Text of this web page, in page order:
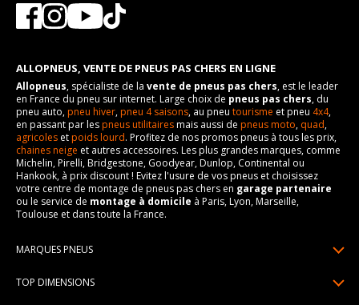
ALLOPNEUS, VENTE DE PNEUS PAS CHERS EN LIGNE
Allopneus, spécialiste de la vente de pneus pas chers, est le leader
en France du pneu sur internet. Large choix de pneus pas chers, du
pneu auto,pneu hiver,pneu 4 saisons, au pneu tourisme et pneu 4x4,
en passant par lespneus utilitairesmais aussi de pneus moto, quad,
agricoles etpoids lourd. Profitez de nos promos pneus à tous les prix,
chaines neige et autres accessoires. Les plus grandes marques, comme
Michelin, Pirelli, Bridgestone, Goodyear, Dunlop, Continental ou
Hankook, à prix discount ! Evitez l'usure de vos pneus et choisissez
votre centre de montage de pneus pas chers en garage partenaire
ou le service de montage à domicile à Paris, Lyon, Marseille,
Toulouse et dans toute la France.
MARQUES PNEUS
TOP DIMENSIONS